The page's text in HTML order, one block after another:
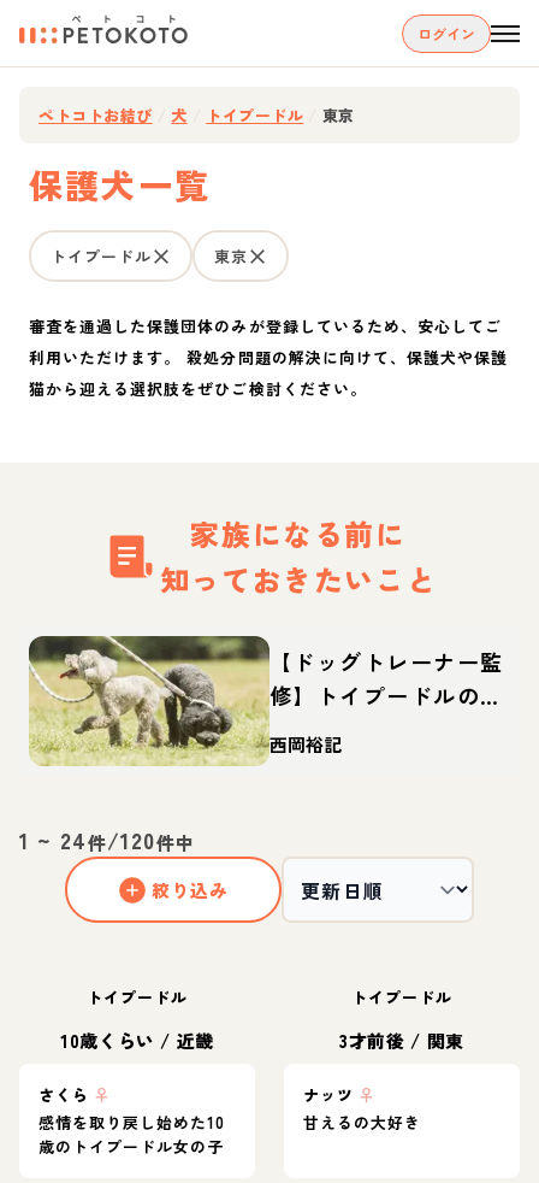
ログイン
ペトコトお結び 犬 トイプードル 東京
保護犬一覧
トイプードル 東京
審査を通過した保護団体のみが登録しているため、安心してご
利用いただけます。 殺処分問題の解決に向けて、保護犬や保護
猫から迎える選択肢をぜひご検討ください。
家族になる前に
知っておきたいこと
【ドッグトレーナー監
修】トイプードルの特
徴・性格は？しつけや
カットなどの飼い方や
西岡裕記
1 ~ 24件/120件中
絞り込み
トイプードル
10歳くらい / 近畿
さくら ♀
感情を取り戻し始めた10
歳のトイプードル女の子
トイプードル
3才前後 / 関東
ナッツ ♀
甘えるの大好き